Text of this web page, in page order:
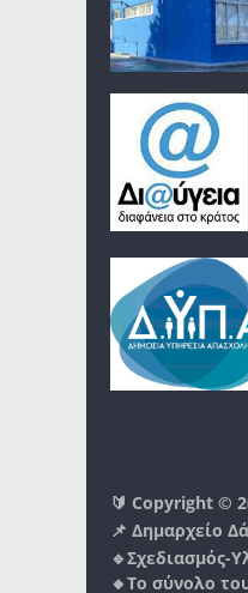
🔰 Copyright ©
📌 Δημαρχείο
🔹Σχεδιασμός-
🔸Το σύνολο